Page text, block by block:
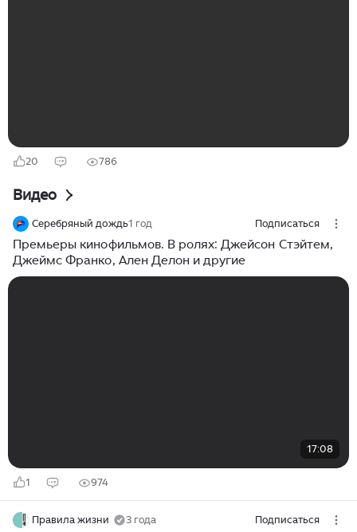
20 786
Видео
Серебряный дождь1 год Подписаться
Премьеры кинофильмов. В ролях: Джейсон Стэйтем,
Джеймс Франко, Ален Делон и другие
17:08
1 974
Правила жизни 3 года Подписаться